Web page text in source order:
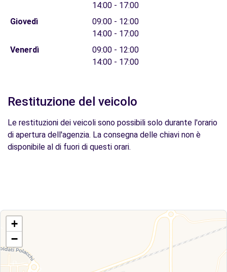
14:00 - 17:00
Giovedì
09:00 - 12:00
14:00 - 17:00
Venerdì
09:00 - 12:00
14:00 - 17:00
Restituzione del veicolo
Le restituzioni dei veicoli sono possibili solo durante l'orario
di apertura dell'agenzia. La consegna delle chiavi non è
disponibile al di fuori di questi orari.
+
−